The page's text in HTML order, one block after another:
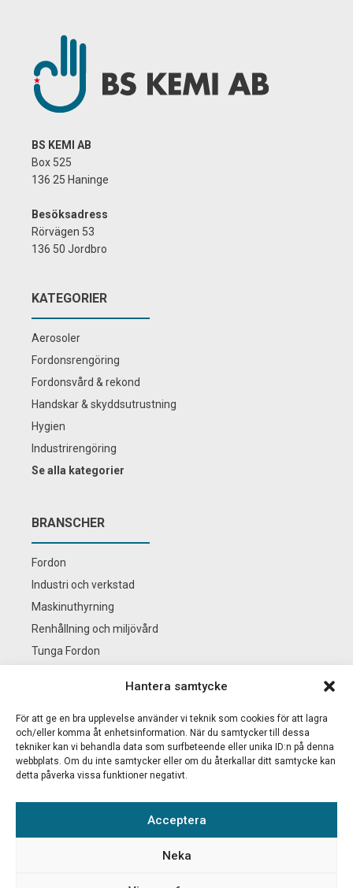
Hantera samtycke
För att ge en bra upplevelse använder vi teknik som cookies för att lagra
och/eller komma åt enhetsinformation. När du samtycker till dessa
tekniker kan vi behandla data som surfbeteende eller unika ID:n på denna
webbplats. Om du inte samtycker eller om du återkallar ditt samtycke kan
detta påverka vissa funktioner negativt.
Acceptera
Neka
BS KEMI AB
Box 525
136 25 Haninge
Besöksadress
Rörvägen 53
136 50 Jordbro
KATEGORIER
Aerosoler
Fordonsrengöring
Fordonsvård & rekond
Handskar & skyddsutrustning
Hygien
Industrirengöring
Se alla kategorier
BRANSCHER
Fordon
Industri och verkstad
Maskinuthyrning
Renhållning och miljövård
Tunga Fordon
BS KEMI
Nyheter